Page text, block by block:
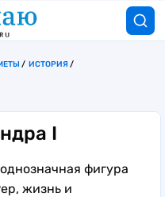
ИСТОРИЯ
I
фигура
жизнь и